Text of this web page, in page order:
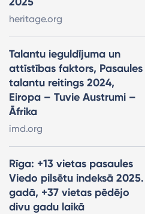
heritage.org
Talantu ieguldījuma un
attīstības faktors, Pasaules
talantu reitings 2024,
Eiropa – Tuvie Austrumi –
Āfrika
imd.org
Rīga: +13 vietas pasaules
Viedo pilsētu indeksā 2025.
gadā, +37 vietas pēdējo
divu gadu laikā